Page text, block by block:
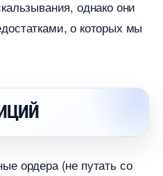
однако они
о которых мы
ордера (не путать со